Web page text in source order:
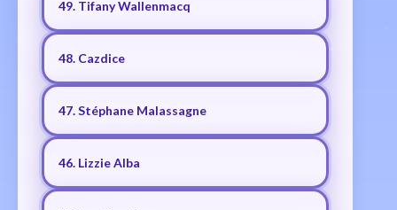
49. Tifany Wallenmacq
48. Cazdice
47. Stéphane Malassagne
46. Lizzie Alba